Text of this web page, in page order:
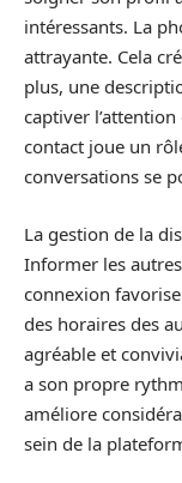
intéressants. La
attrayante. Cela
plus, une
captiver
contact joue un
conversations se
La gestion de la
Informer les
connexion
des horaires des
agréable et
a son propre
améliore
sein de la